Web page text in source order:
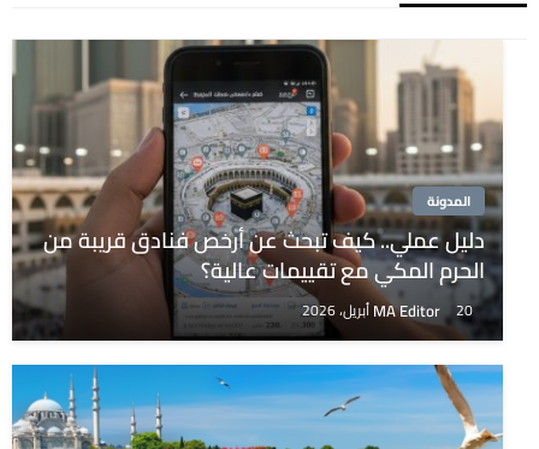
المدونة
دليل عملي.. كيف تبحث عن أرخص فنادق قريبة من
الحرم المكي مع تقييمات عالية؟
MA Editor 20 أبريل، 2026